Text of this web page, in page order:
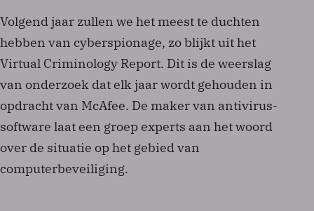
Volgend jaar zullen we het meest te duchten
hebben van cyberspionage, zo blijkt uit het
Virtual Criminology Report. Dit is de weerslag
van onderzoek dat elk jaar wordt gehouden in
opdracht van McAfee. De maker van antivirus-
software laat een groep experts aan het woord
over de situatie op het gebied van
computerbeveiliging.